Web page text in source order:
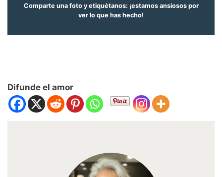
Comparte una foto y etiquétanos: ¡estamos ansiosos por
ver lo que has hecho!
Difunde el amor